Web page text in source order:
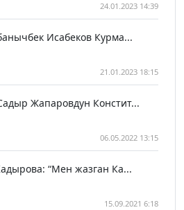
24.01.2023 14:39
Исабеков Курма...
21.01.2023 18:15
Жапаровдун Констит...
06.05.2022 13:15
“Мен жазган Ка...
15.09.2021 6:18